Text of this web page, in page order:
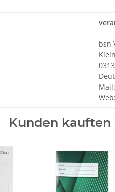
bsn
Kunden